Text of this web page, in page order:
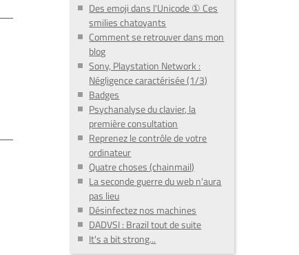
Des emoji dans l'Unicode ① Ces
smilies chatoyants
Comment se retrouver dans mon
blog
Sony, Playstation Network :
Négligence caractérisée (1/3)
Badges
Psychanalyse du clavier, la
première consultation
Reprenez le contrôle de votre
ordinateur
Quatre choses (chainmail)
La seconde guerre du web n'aura
pas lieu
Désinfectez nos machines
DADVSI : Brazil tout de suite
It's a bit strong...